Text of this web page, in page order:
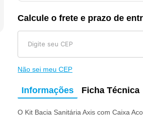
Calcule o frete e prazo de
Não sei meu CEP
Informações Ficha Técnica
O Kit Bacia Sanitária Axis com Caixa